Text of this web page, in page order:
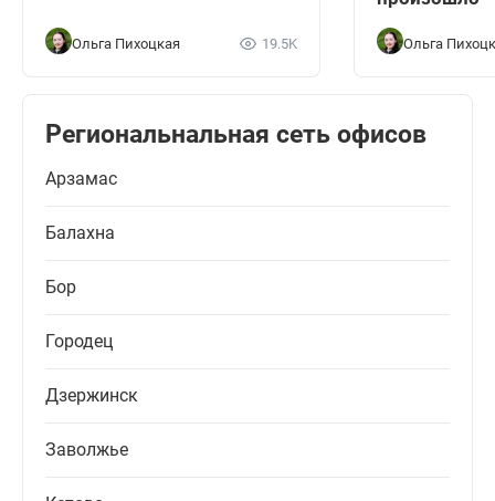
Ольга Пихоцкая 19.5K Ольга
Региональнальная сеть офисов
Арзамас
Балахна
Бор
Городец
Дзержинск
Заволжье